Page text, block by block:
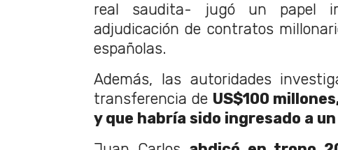
real saudita- jugó un papel
adjudicación de contratos
españolas.
Además, las autoridades
transferencia de US$100
y que habría sido ingresado a